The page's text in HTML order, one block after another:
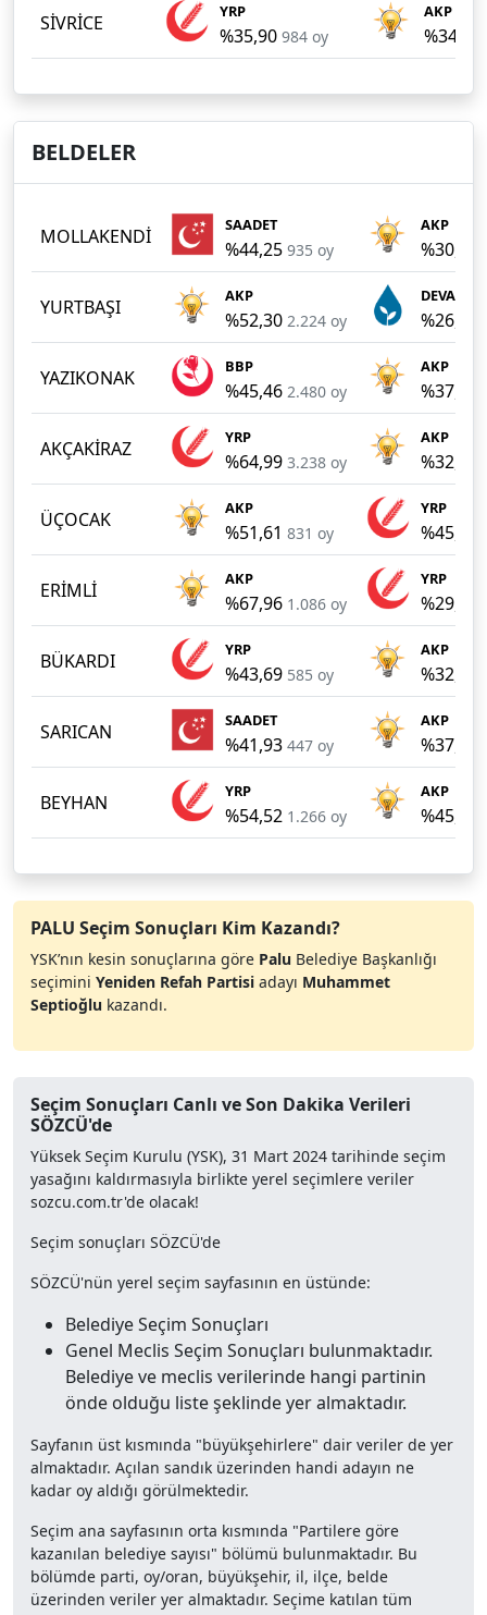
SİVRİCE YRP
%35,90 984 oy
AKP
%34,00
BELDELER
MOLLAKENDİ SAADET
%44,25 935 oy
AKP
%30,34
YURTBAŞI AKP
%52,30 2.224 oy
DEVA
%26,58
YAZIKONAK BBP
%45,46 2.480 oy
AKP
%37,86
AKÇAKİRAZ YRP
%64,99 3.238 oy
AKP
%32,90
ÜÇOCAK AKP
%51,61 831 oy
YRP
%45,90
ERİMLİ AKP
%67,96 1.086 oy
YRP
%29,04
BÜKARDI YRP
%43,69 585 oy
AKP
%32,41
SARICAN SAADET
%41,93 447 oy
AKP
%37,15
BEYHAN YRP
%54,52 1.266 oy
AKP
%45,09
PALU Seçim Sonuçları Kim Kazandı?
YSK’nın kesin sonuçlarına göre Palu Belediye Başkanlığı
seçimini Yeniden Refah Partisi adayı Muhammet
Septioğlu kazandı.
Seçim Sonuçları Canlı ve Son Dakika Verileri
SÖZCÜ'de
Yüksek Seçim Kurulu (YSK), 31 Mart 2024 tarihinde seçim
yasağını kaldırmasıyla birlikte yerel seçimlere veriler
sozcu.com.tr'de olacak!
Seçim sonuçları SÖZCÜ'de
SÖZCÜ'nün yerel seçim sayfasının en üstünde:
Belediye Seçim Sonuçları
Genel Meclis Seçim Sonuçları bulunmaktadır.
Belediye ve meclis verilerinde hangi partinin
önde olduğu liste şeklinde yer almaktadır.
Sayfanın üst kısmında "büyükşehirlere" dair veriler de yer
almaktadır. Açılan sandık üzerinden handi adayın ne
kadar oy aldığı görülmektedir.
Seçim ana sayfasının orta kısmında "Partilere göre
kazanılan belediye sayısı" bölümü bulunmaktadır. Bu
bölümde parti, oy/oran, büyükşehir, il, ilçe, belde
üzerinden veriler yer almaktadır. Seçime katılan tüm